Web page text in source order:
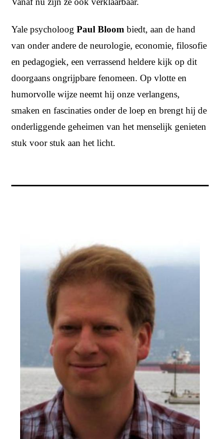
Yale psycholoog Paul Bloom biedt, aan de hand
van onder andere de neurologie, economie, filosofie
en pedagogiek, een verrassend heldere kijk op dit
doorgaans ongrijpbare fenomeen. Op vlotte en
humorvolle wijze neemt hij onze verlangens,
smaken en fascinaties onder de loep en brengt hij de
onderliggende geheimen van het menselijk genieten
stuk voor stuk aan het licht.